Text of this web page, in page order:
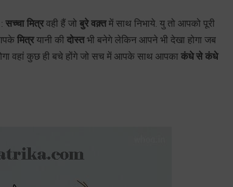
: सच्चा मित्रवही हैं जो बुरे वक़्तमें साथ निभाये. यु तो आपको पूरी
मित्रयानी की दोस्तभी बनेगे लेकिन आपने भी देखा होगा जब
वहां कुछ ही बचे होंगे जो सच में आपके साथ आपका कंधे से कंधे